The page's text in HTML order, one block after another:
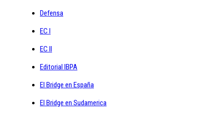
Defensa
EC I
EC II
Editorial IBPA
El Bridge en España
El Bridge en Sudamerica